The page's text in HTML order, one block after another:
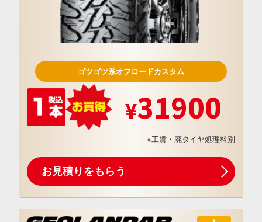
ゴツゴツ系オフロードカスタム
31900
※工賃・廃タイヤ処理料別
お見積りをもらう